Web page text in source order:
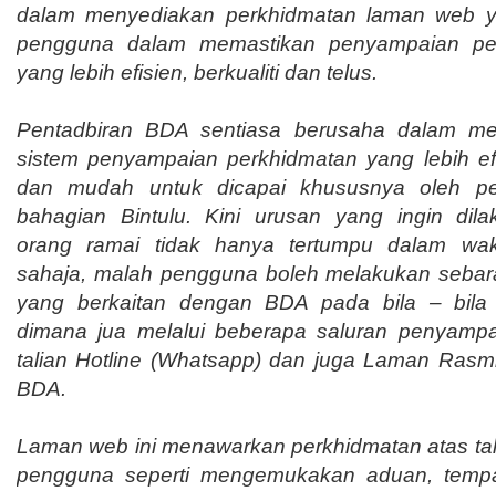
dalam menyediakan perkhidmatan laman web
pengguna dalam memastikan penyampaian
yang lebih efisien, berkualiti dan telus.
Pentadbiran BDA sentiasa berusaha dalam
sistem penyampaian perkhidmatan yang lebih
dan mudah untuk dicapai khususnya oleh
bahagian Bintulu. Kini urusan yang ingin
orang ramai tidak hanya tertumpu dalam
sahaja, malah pengguna boleh melakukan
yang berkaitan dengan BDA pada bila –
dimana jua melalui beberapa saluran
talian Hotline (Whatsapp) dan juga Laman
BDA.
Laman web ini menawarkan perkhidmatan atas
pengguna seperti mengemukakan aduan,